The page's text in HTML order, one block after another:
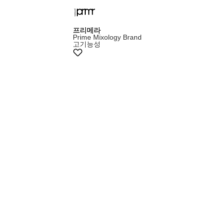
+8% 쿠폰
프리메라
Prime Mixology Brand
고기능성